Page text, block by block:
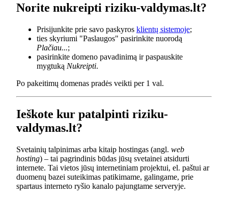
Norite nukreipti riziku-valdymas.lt?
Prisijunkite prie savo paskyros klientų sistemoje;
ties skyriumi "Paslaugos" pasirinkite nuorodą
Plačiau...;
pasirinkite domeno pavadinimą ir paspauskite
mygtuką Nukreipti.
Po pakeitimų domenas pradės veikti per 1 val.
Ieškote kur patalpinti riziku-
valdymas.lt?
Svetainių talpinimas arba kitaip hostingas (angl. web
hosting) – tai pagrindinis būdas jūsų svetainei atsidurti
internete. Tai vietos jūsų internetiniam projektui, el. paštui ar
duomenų bazei suteikimas patikimame, galingame, prie
spartaus interneto ryšio kanalo pajungtame serveryje.